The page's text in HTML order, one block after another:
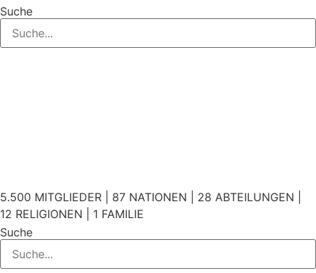
Suche
5.500 MITGLIEDER | 87 NATIONEN | 28 ABTEILUNGEN |
12 RELIGIONEN | 1 FAMILIE
Suche